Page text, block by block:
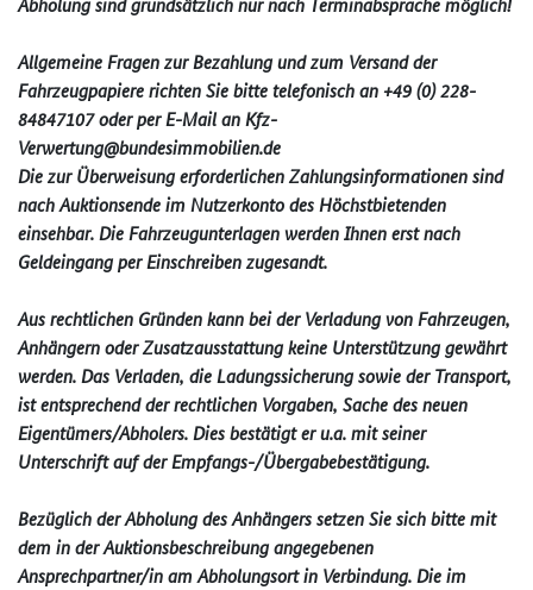
Allgemeine Fragen zur Bezahlung und zum Versand der
Fahrzeugpapiere richten Sie bitte telefonisch an +49 (0) 228-
84847107 oder per E-Mail an Kfz-
Verwertung@bundesimmobilie­n.de
Die zur Überweisung erforderlichen Zahlungsinformationen sind
nach Auktionsende im Nutzerkonto des Höchstbietenden
einsehbar. Die Fahrzeugunterlagen werden Ihnen erst nach
Geldeingang per Einschreiben zugesandt.
Aus rechtlichen Gründen kann bei der Verladung von Fahrzeugen,
Anhängern oder Zusatzausstattung keine Unterstützung gewährt
werden. Das Verladen, die Ladungssicherung sowie der Transport,
ist entsprechend der rechtlichen Vorgaben, Sache des neuen
Eigentümers/Abholers. Dies bestätigt er u.a. mit seiner
Unterschrift auf der Empfangs-/Übergabebestätigung.
Bezüglich der Abholung des Anhängers setzen Sie sich bitte mit
dem in der Auktionsbeschreibung angegebenen
Ansprechpartner/in am Abholungsort in Verbindung. Die im